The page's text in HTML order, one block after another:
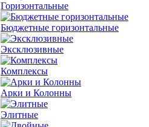
Горизонтальные
Бюджетные горизонтальные
Эксклюзивные
Комплексы
Арки и Колонны
Элитные